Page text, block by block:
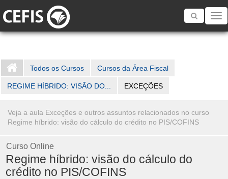
Toggle
Todos os Cursos Cursos da Área Fiscal
REGIME HÍBRIDO: VISÃO DO... EXCEÇÕES
Veja a aula Exceções e outros assuntos relacionados no curso
Regime híbrido: visão do cálculo do crédito no PIS/COFINS
Curso Online
Regime híbrido: visão do cálculo do
crédito no PIS/COFINS